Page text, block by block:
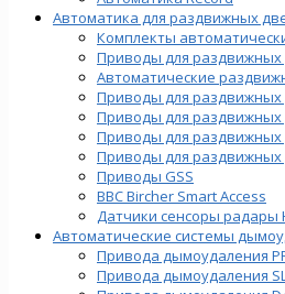
Автоматика для раздвижных
Комплекты
Приводы для
Автоматические
Приводы для раздвижных
Приводы для раздвижных
Приводы для раздвижных
Приводы для раздвижных
Приводы GSS
BBC Bircher Smart Access
Датчики сенсоры радары
Автоматические системы
Привода дымоудаления
Привода дымоудаления